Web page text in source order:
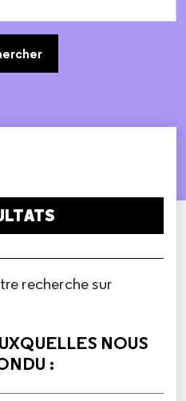
recherche sur
NOUS
: